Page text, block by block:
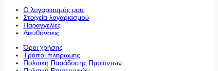
Ο λογαριασμός μου
Στοιχεία λογαριασμού
Παραγγελίες
Διευθύνσεις
Όροι χρήσης
Τρόποι πληρωμής
Πολιτική Παράδοσης Προϊόντων